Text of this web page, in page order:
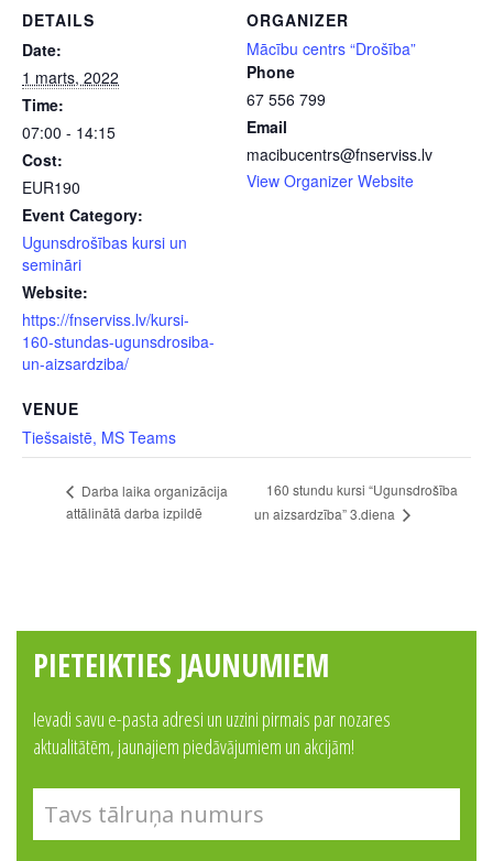
DETAILS
Date:
1 marts, 2022
Time:
07:00 - 14:15
Cost:
EUR190
Event Category:
Ugunsdrošības kursi un
semināri
Website:
https://fnserviss.lv/kursi-
160-stundas-ugunsdrosiba-
un-aizsardziba/
VENUE
Tiešsaistē, MS Teams
ORGANIZER
Mācību centrs “Drošība”
Phone
67 556 799
Email
macibucentrs@fnserviss.lv
View Organizer Website
Darba laika organizācija
attālinātā darba izpildē
160 stundu kursi “Ugunsdrošība
un aizsardzība” 3.diena
PIETEIKTIES JAUNUMIEM
Ievadi savu e-pasta adresi un uzzini pirmais par nozares
aktualitātēm, jaunajiem piedāvājumiem un akcijām!